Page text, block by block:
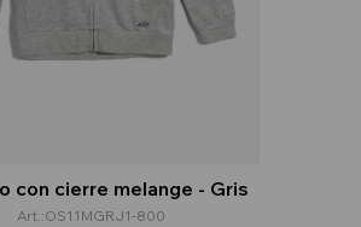
con cierre melange - Gris
OS11MGRJ1-800